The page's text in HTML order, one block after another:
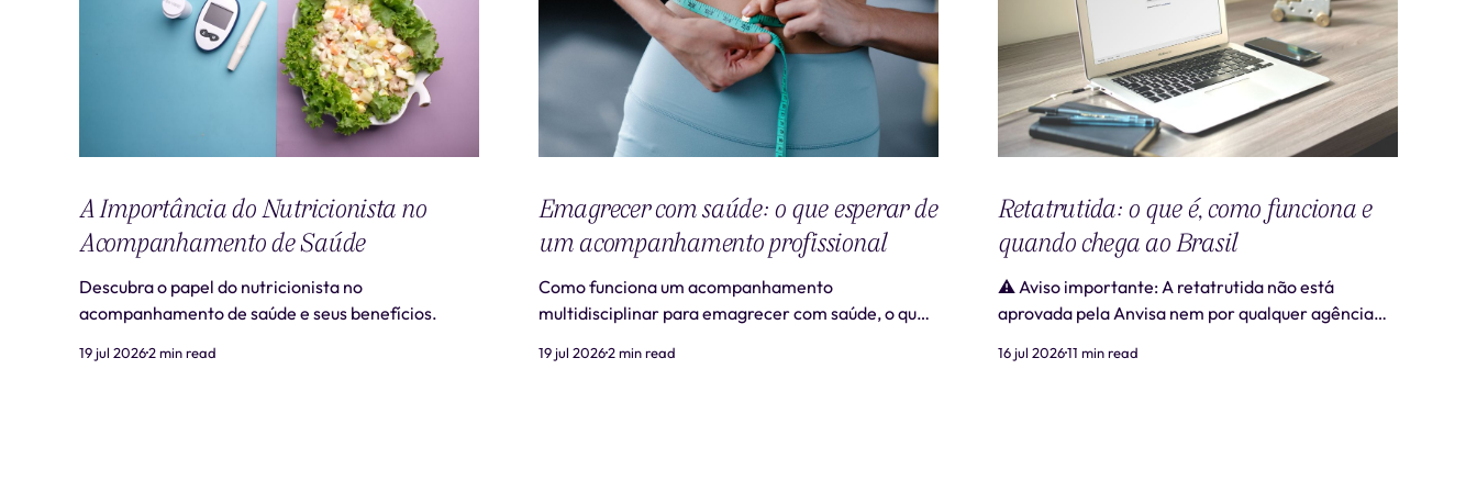
A Importância do Nutricionista no
Acompanhamento de Saúde
Descubra o papel do nutricionista no
acompanhamento de saúde e seus benefícios.
19 jul 20262 min read
Emagrecer com saúde: o que esperar de
um acompanhamento profissional
Como funciona um acompanhamento
multidisciplinar para emagrecer com saúde, o que
profissional.
19 jul 20262 min read
Retatrutida: o que é, como funciona e
quando chega ao Brasil
⚠️ Aviso importante: A retatrutida não está
aprovada pela Anvisa nem por qualquer agência
como "retatrutida" fora de estudos clínicos
16 jul 202611 min read